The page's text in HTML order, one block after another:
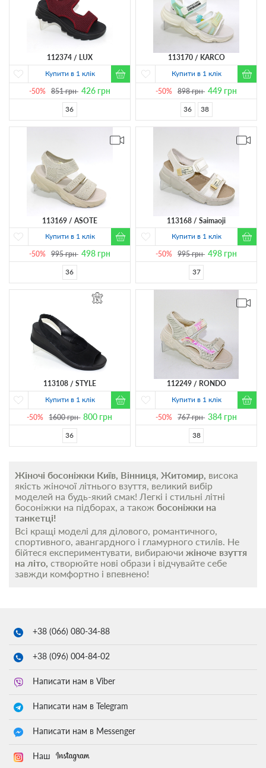
112374
LUX
Купити в 1 клік
-50% 851грн 426грн
36
113170
KARCO
Купити в 1 клік
-50% 898грн 449 грн
36 38
113169
ASOTE
Купити в 1 клік
-50% 995грн 498грн
36
113168
Saimaoji
Купити в 1 клік
-50% 995грн 498 грн
37
113108
STYLE
Купити в 1 клік
-50% 1600грн 800 грн
36
112249
RONDO
Купити в 1 клік
-50% 767грн 384 грн
38
Жіночі босоніжки Київ, Вінниця, Житомир, висока
якість жіночої літнього взуття, великий вибір
моделей на будь-який смак! Легкі і стильні літні
босоніжки на підборах, а також босоніжки на
танкетці!
Всі кращі моделі для ділового, романтичного,
спортивного, авангардного і гламурного стилів. Не
бійтеся експериментувати, вибираючи жіноче взуття
на літо, створюйте нові образи і відчувайте себе
завжди комфортно і впевнено!
+38 (066) 080-34-88
+38 (096) 004-84-02
Написати нам в Viber
Написати нам в Telegram
Написати нам в Messenger
Наш